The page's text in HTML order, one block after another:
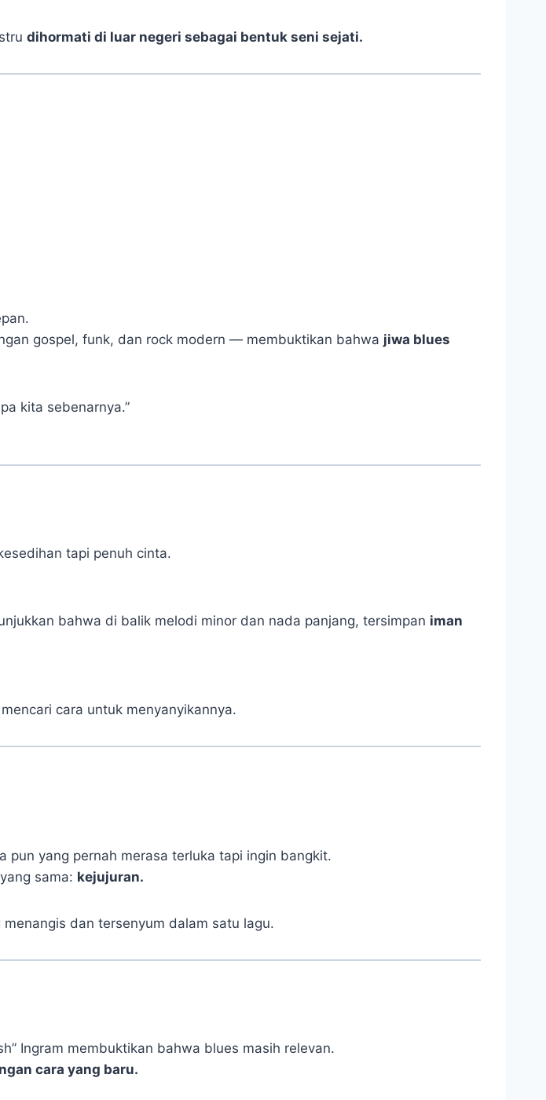
dihormati di luar negeri sebagai bentuk seni sejati.
gospel, funk, dan rock modern — membuktikan bahwa jiwa blues
kita sebenarnya.”
tapi penuh cinta.
bahwa di balik melodi minor dan nada panjang, tersimpan iman
cara untuk menyanyikannya.
yang pernah merasa terluka tapi ingin bangkit.
sama: kejujuran.
dan tersenyum dalam satu lagu.
Ingram membuktikan bahwa blues masih relevan.
cara yang baru.